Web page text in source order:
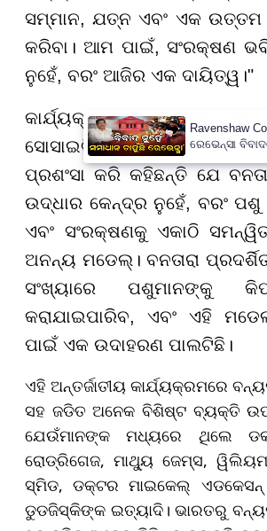
ସମ୍ମାନ, ଯତ୍ନ ଏବଂ ଏକ ଉତ୍ତମ
କରିବା। ଆମ ପାଇଁ, ସଂରକ୍ଷଣ
ନୁହେଁ, ବରଂ ଆଜିର ଏକ ଦାୟିତ୍ୱ।"
କାର୍ଯ୍ୟକ୍ରମର ଆୟୋଜକ
ସୋସାଇଟି ଅନନ୍ତ ଅମ୍ବାନୀ
ପ୍ରଶଂସା କରି କହିଛନ୍ତି ଯେ
ଉଦ୍ଧାର କେନ୍ଦ୍ର ନୁହେଁ, ବରଂ
ଏବଂ ସଂରକ୍ଷଣକୁ ଏକାଠି
ଅନନ୍ୟ ମଡେଲ୍। ବନତାରା
ସଂଖ୍ୟାରେ ପଶୁମାନଙ୍କୁ
କରାଯାଇପାରିବ, ଏବଂ ଏହି
ପାଇଁ ଏକ ଉଦାହରଣ ପାଲଟିଛି।
ଏହି ଅନ୍ତର୍ଜାତୀୟ କାର୍ଯ୍ୟକ୍ରମରେ
ସହ ଜଡିତ ଅନେକ ବିଶିଷ୍ଟ ବ୍ୟକ୍ତି
ଯେଉଁମାନଙ୍କ ମଧ୍ୟରେ ଥିଲେ
ରୋଡ୍ରିଗେଜ, ମାଥ୍ୟୁ ଜେମ୍ସ,
ସ୍ମିଡ, ଡକ୍ଟର ମାଇକେଲ୍ ଏଡକେସନ୍
ଡୁଡଜିସ୍କିଙ୍କ ଇତ୍ୟାଦି। ଭାରତରୁ
Ravenshaw
ରେଭେନ୍ସା
ଥିଲା ଘଟଣା'